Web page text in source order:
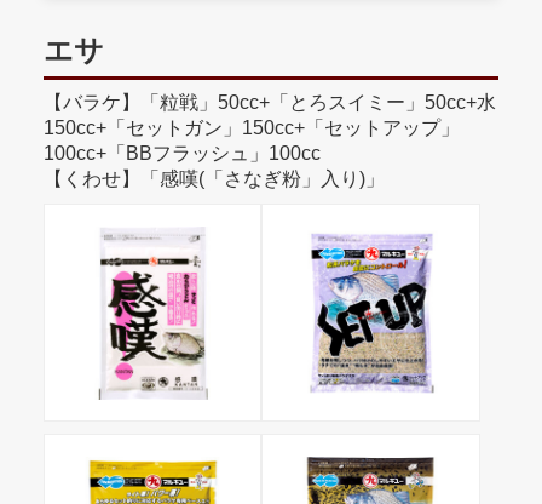
エサ
【バラケ】「粒戦」50cc+「とろスイミー」50cc+水
150cc+「セットガン」150cc+「セットアップ」
100cc+「BBフラッシュ」100cc
【くわせ】「感嘆(「さなぎ粉」入り)」